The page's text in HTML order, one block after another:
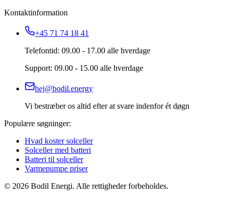
Kontaktinformation
+45 71 74 18 41
Telefontid: 09.00 - 17.00 alle hverdage
Support: 09.00 - 15.00 alle hverdage
hej@bodil.energy
Vi bestræber os altid efter at svare indenfor ét døgn
Populære søgninger:
Hvad koster solceller
Solceller med batteri
Batteri til solceller
Varmepumpe priser
© 2026 Bodil Energi. Alle rettigheder forbeholdes.